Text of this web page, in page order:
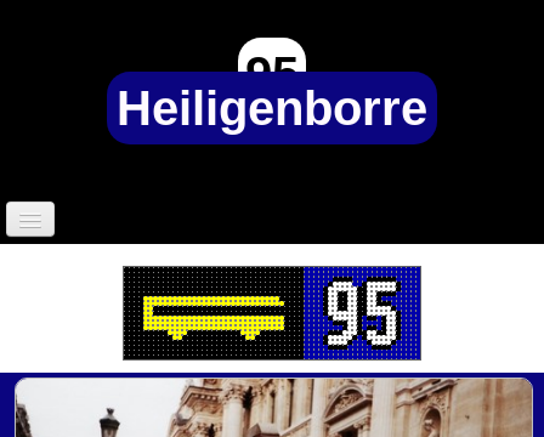
95
Heiligenborre
95 Heiligenborre ?
Sociétés de transports▼